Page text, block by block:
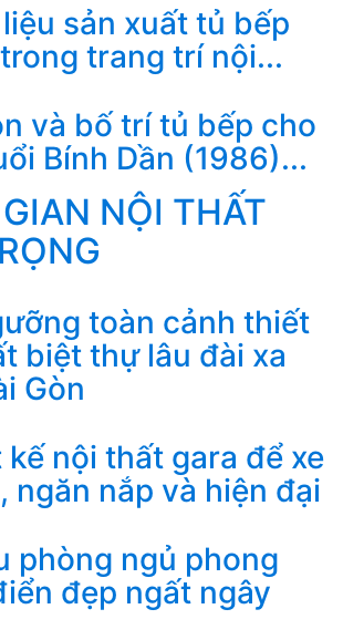
sản xuất tủ bếp
trang trí nội...
và bố trí tủ bếp cho
Bính Dần (1986)...
NỘI THẤT
toàn cảnh thiết
biệt thự lâu đài xa
Gòn
nội thất gara để xe
ngăn nắp và hiện đại
phòng ngủ phong
đẹp ngất ngây